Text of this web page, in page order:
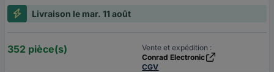
Livraison le mar. 11 août
352 pièce(s)
Vente et expédition :
Conrad Electronic
CGV